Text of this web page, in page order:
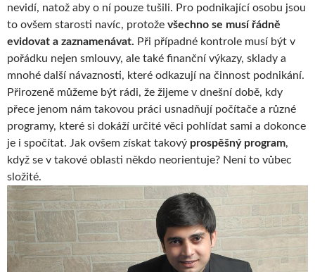
nevidí, natož aby o ní pouze tušili. Pro podnikající osobu jsou
to ovšem starosti navíc, protože všechno se musí řádně
evidovat a zaznamenávat. Při případné kontrole musí být v
pořádku nejen smlouvy, ale také finanční výkazy, sklady a
mnohé další návaznosti, které odkazují na činnost podnikání.
Přirozeně můžeme být rádi, že žijeme v dnešní době, kdy
přece jenom nám takovou práci usnadňují počítače a různé
programy, které si dokáží určité věci pohlídat sami a dokonce
je i spočítat. Jak ovšem získat takový prospěšný program,
když se v takové oblasti někdo neorientuje? Není to vůbec
složité.